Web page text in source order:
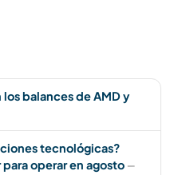
balances de AMD y
tecnológicas?
operar en agosto —